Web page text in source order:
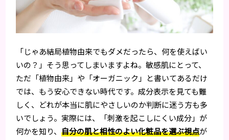
「じゃあ結局植物由来でもダメだったら、何を使えばい
いの？」そう思ってしまいますよね。敏感肌にとって、
ただ「植物由来」や「オーガニック」と書いてあるだけ
では、もう安心できない時代です。成分表示を見ても難
しく、どれが本当に肌にやさしいのか判断に迷う方も多
いでしょう。実際には、「刺激を起こしにくい成分」が
何かを知り、自分の肌と相性のよい化粧品を選ぶ視点が